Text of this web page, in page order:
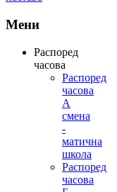
Мени
Распоред
часова
Распоред
часова
А
смена
-
матична
школа
Распоред
часова